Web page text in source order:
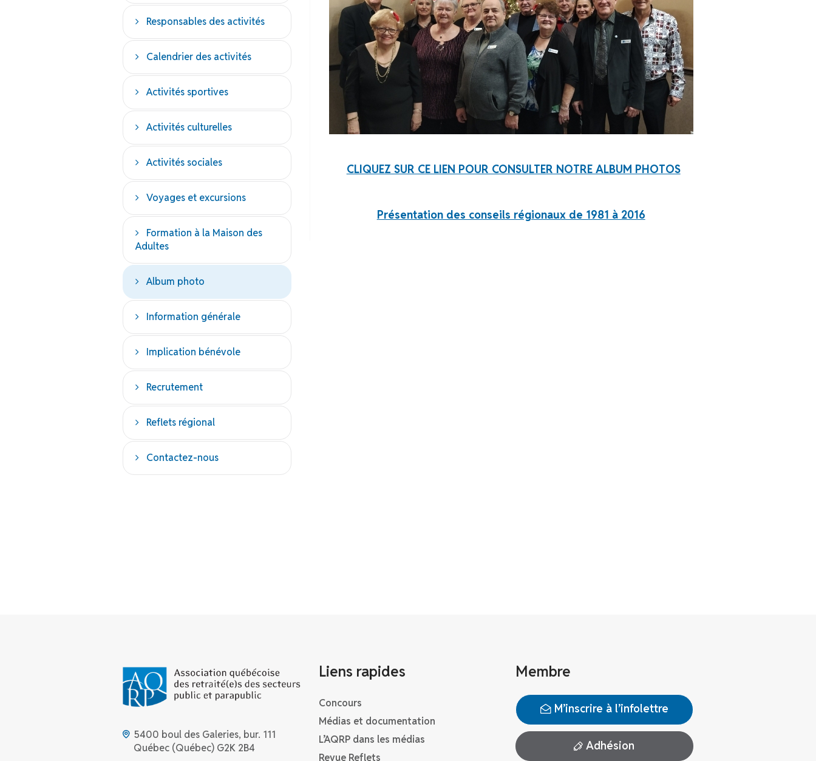
CLIQUEZ SUR CE LIEN POUR CONSULTER NOTRE ALBUM PHOTOS
Présentation des conseils régionaux de 1981 à 2016
Responsables des activités
Calendrier des activités
Activités sportives
Activités culturelles
Activités sociales
Voyages et excursions
Formation à la Maison des
Adultes
Album photo
Information générale
Implication bénévole
Recrutement
Reflets régional
Contactez-nous
5400 boul des Galeries, bur. 111
Québec (Québec) G2K 2B4
Liens rapides
Concours
Médias et documentation
L’AQRP dans les médias
Revue Reflets
Membre
M’inscrire à l’infolettre
Adhésion